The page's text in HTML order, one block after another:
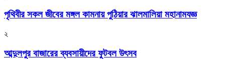
পৃথিবীর সকল জীবের মঙ্গল কামনায় পুঠিয়ার ঝালমালিয়া মহানামযজ্ঞ
২
আব্দুলপুর বাজারের ব্যবসায়ীদের ফুটবল উৎসব